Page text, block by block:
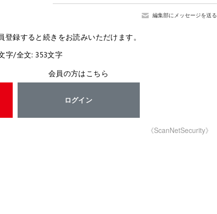
編集部にメッセージを送る
録すると続きをお読みいただけます。
字/全文: 353文字
会員の方はこちら
ログイン
《ScanNetSecurity》